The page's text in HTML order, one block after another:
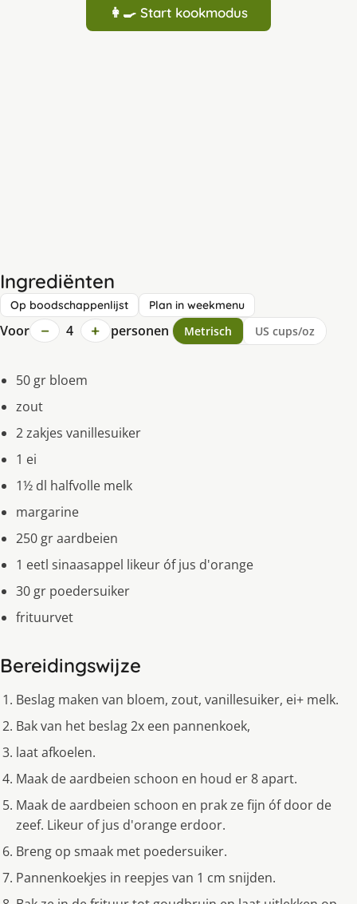
👩‍🍳 Start kookmodus
Ingrediënten
Op boodschappenlijst Plan in weekmenu
Voor − 4 + personen Metrisch US cups/oz
50 gr bloem
zout
2 zakjes vanillesuiker
1 ei
1½ dl halfvolle melk
margarine
250 gr aardbeien
1 eetl sinaasappel likeur óf jus d'orange
30 gr poedersuiker
frituurvet
Bereidingswijze
Beslag maken van bloem, zout, vanillesuiker, ei+ melk.
Bak van het beslag 2x een pannenkoek,
laat afkoelen.
Maak de aardbeien schoon en houd er 8 apart.
Maak de aardbeien schoon en prak ze fijn óf door de
zeef. Likeur of jus d'orange erdoor.
Breng op smaak met poedersuiker.
Pannenkoekjes in reepjes van 1 cm snijden.